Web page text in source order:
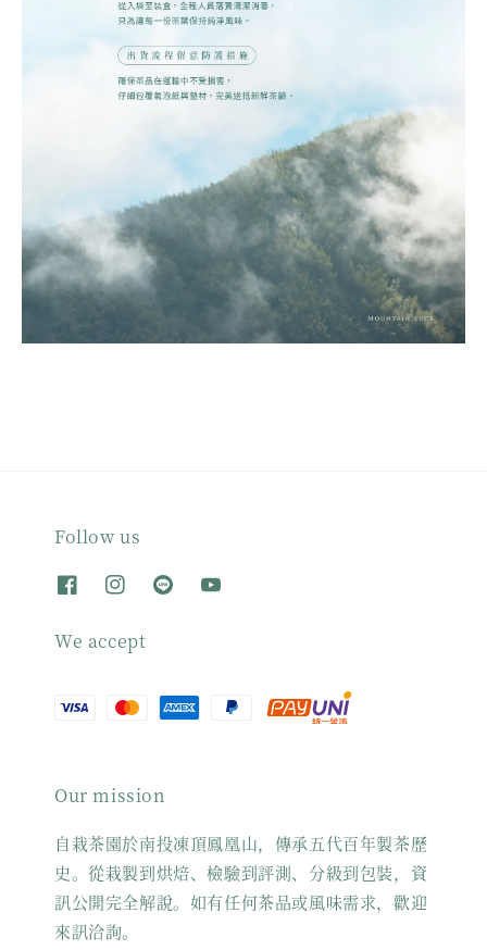
Follow us
We accept
Our mission
自栽茶園於南投凍頂鳳凰山，傳承五代百年製茶歷
史。從栽製到烘焙、檢驗到評測、分級到包裝，資
訊公開完全解說。如有任何茶品或風味需求，歡迎
來訊洽詢。